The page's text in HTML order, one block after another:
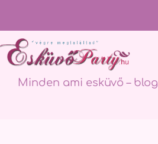
Minden ami esküvő – blog